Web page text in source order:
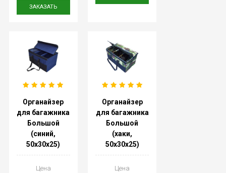
ЗАКАЗАТЬ
Органайзер
для багажника
Большой
(синий,
50х30х25)
Цена
Органайзер
для багажника
Большой
(хаки,
50х30х25)
Цена